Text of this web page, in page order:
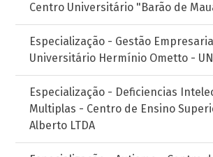
Centro Universitário "Barão de
Especialização - Gestão
Universitário Hermínio Ometto -
Especialização - Deficiencias
Multiplas - Centro de Ensino
Alberto LTDA